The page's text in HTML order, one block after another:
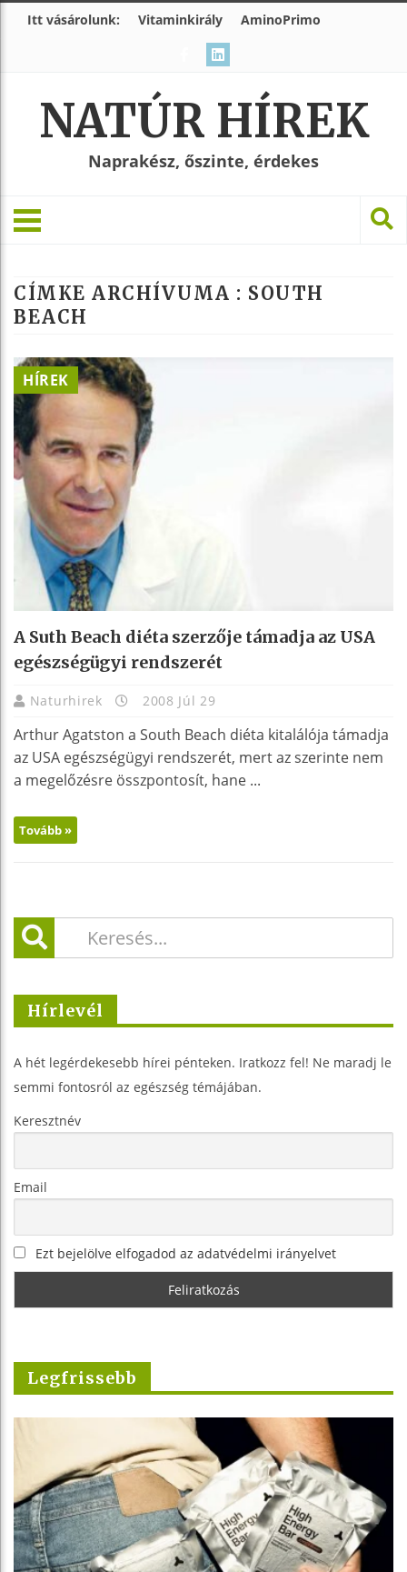
Itt vásárolunk: Vitaminkirály AminoPrimo
NATÚR HÍREK
Naprakész, őszinte, érdekes
CÍMKE ARCHÍVUMA : SOUTH
BEACH
HÍREK
A Suth Beach diéta szerzője támadja az USA
egészségügyi rendszerét
Naturhirek 2008 Júl 29
Arthur Agatston a South Beach diéta kitalálója támadja
az USA egészségügyi rendszerét, mert az szerinte nem
a megelőzésre összpontosít, hane ...
Tovább »
Hírlevél
A hét legérdekesebb hírei pénteken. Iratkozz fel! Ne maradj le
semmi fontosról az egészség témájában.
Keresztnév
Email
Ezt bejelölve elfogadod az adatvédelmi irányelvet
Legfrissebb